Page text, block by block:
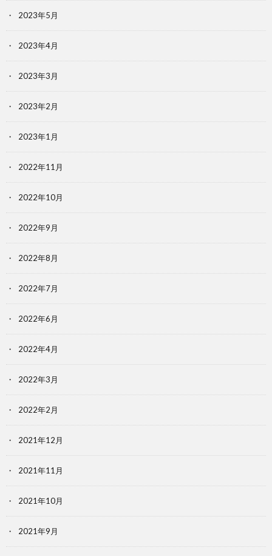
2023年5月
2023年4月
2023年3月
2023年2月
2023年1月
2022年11月
2022年10月
2022年9月
2022年8月
2022年7月
2022年6月
2022年4月
2022年3月
2022年2月
2021年12月
2021年11月
2021年10月
2021年9月